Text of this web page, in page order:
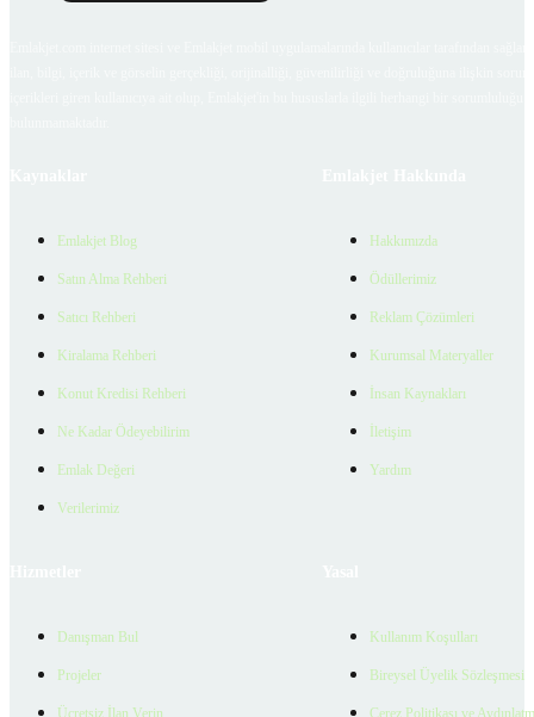
Emlakjet Blog
Satın Alma Rehberi
Satıcı Rehberi
Kiralama Rehberi
Konut Kredisi Rehberi
Ne Kadar Ödeyebilirim
Emlak Değeri
Verilerimiz
Hakkımızda
Ödüllerimiz
Reklam Çözümleri
Kurumsal Materyaller
İnsan Kaynakları
İletişim
Yardım
Danışman Bul
Projeler
Kullanım Koşulları
Bireysel Üyelik Sözleşmesi